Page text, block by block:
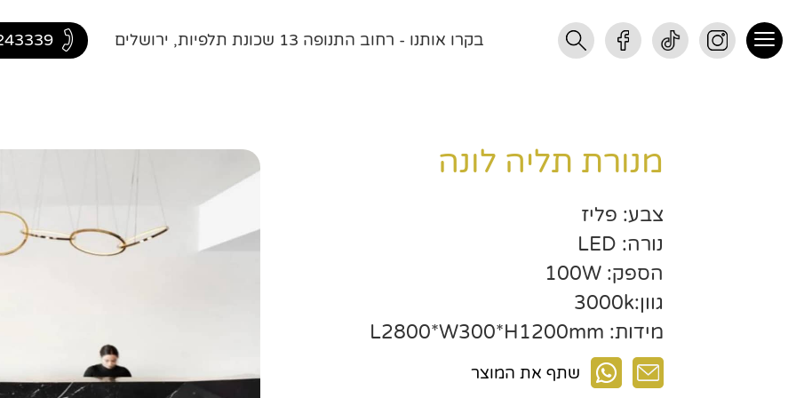
בקרו אותנו - רחוב התנופה 13 שכונת תלפיות, ירושלים
מנורת תליה לונה
צבע: פליז
נורה: LED
הספק: 100W
גוון:3000k
מידות: L2800*W300*H1200mm
שתף את המוצר